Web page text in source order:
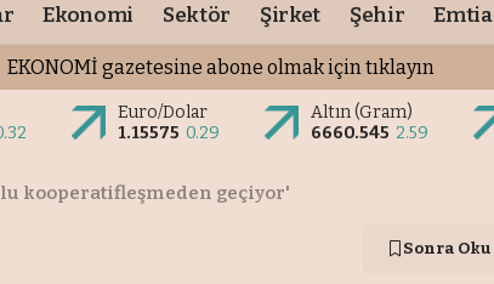
Ekonomi Sektör Şirket Şehir Emtia
EKONOMİ gazetesine abone olmak için tıklayın
Euro/Dolar
1.15575 0.29
Altın (Gram)
6660.545 2.59
kooperatifleşmeden geçiyor'
Sonra Oku